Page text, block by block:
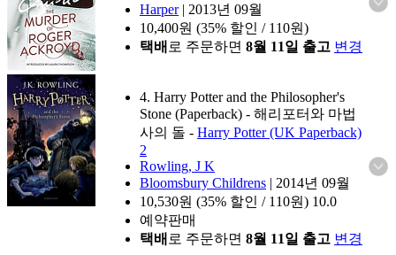
Harper| 2013년 09월
10,400원 (35% 할인 / 110원)
택배 로 주문하면 8월 11일 출고 변경
4. Harry Potter and the Philosopher's
Stone (Paperback) - 해리포터와 마법
사의 돌 - Harry Potter (UK Paperback)
2
Rowling, J K
Bloomsbury Childrens | 2014년 09월
10,530원 (35% 할인 / 110원) 10.0
예약판매
택배 로 주문하면 8월 11일 출고 변경